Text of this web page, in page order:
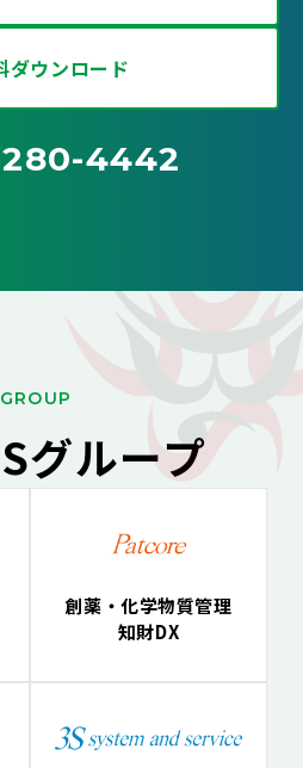
ダウンロード
4442
GROUP
グループ
創薬・化学物質管理
知財DX